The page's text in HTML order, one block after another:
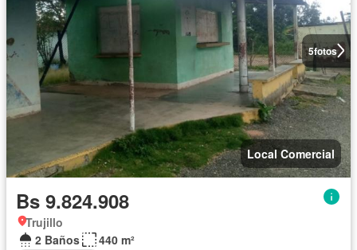
5fotos
Local Comercial
Bs 9.824.908
Trujillo
2 Baños
440 m²